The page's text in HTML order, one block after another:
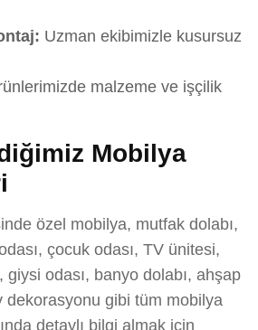
Uzman ekibimizle kusursuz
malzeme ve işçilik
Mobilya
özel mobilya, mutfak dolabı,
çocuk odası, TV ünitesi,
giysi odası, banyo dolabı, ahşap
dekorasyonu gibi tüm mobilya
detaylı bilgi almak için